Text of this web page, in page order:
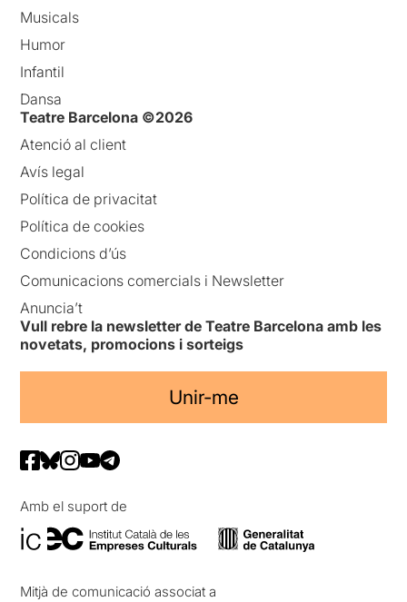
Musicals
Humor
Infantil
Dansa
Teatre Barcelona ©2026
Atenció al client
Avís legal
Política de privacitat
Política de cookies
Condicions d’ús
Comunicacions comercials i Newsletter
Anuncia’t
Vull rebre la newsletter de Teatre Barcelona amb les
novetats, promocions i sorteigs
Unir-me
Amb el suport de
Mitjà de comunicació associat a